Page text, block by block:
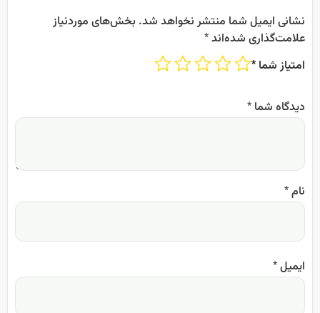
نشانی ایمیل شما منتشر نخواهد شد. بخش‌های موردنیاز
علامت‌گذاری شده‌اند*
امتیاز شما *
دیدگاه شما *
نام*
ایمیل*